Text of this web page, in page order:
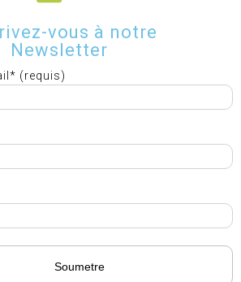
vous à notre
Newsletter
(requis)